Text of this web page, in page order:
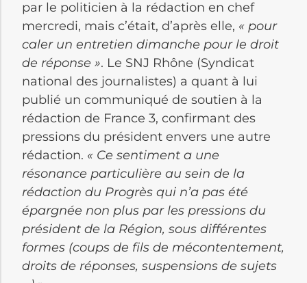
par le politicien à la rédaction en chef
mercredi, mais c’était, d’après elle, « pour
caler un entretien dimanche pour le droit
de réponse ». Le SNJ Rhône (Syndicat
national des journalistes) a quant à lui
publié un communiqué de soutien à la
rédaction de France 3, confirmant des
pressions du président envers une autre
rédaction. « Ce sentiment a une
résonance particulière au sein de la
rédaction du Progrès qui n’a pas été
épargnée non plus par les pressions du
président de la Région, sous différentes
formes (coups de fils de mécontentement,
droits de réponses, suspensions de sujets